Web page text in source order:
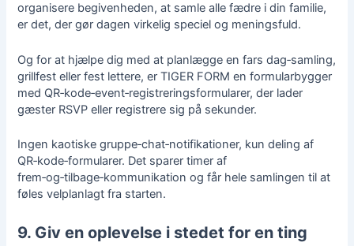
organisere begivenheden, at samle alle fædre i din familie,
er det, der gør dagen virkelig speciel og meningsfuld.
Og for at hjælpe dig med at planlægge en fars dag‑samling,
grillfest eller fest lettere, er TIGER FORM en formularbygger
med QR‑kode‑event‑registreringsformularer, der lader
gæster RSVP eller registrere sig på sekunder.
Ingen kaotiske gruppe‑chat‑notifikationer, kun deling af
QR‑kode‑formularer. Det sparer timer af
frem‑og‑tilbage‑kommunikation og får hele samlingen til at
føles velplanlagt fra starten.
9. Giv en oplevelse i stedet for en ting